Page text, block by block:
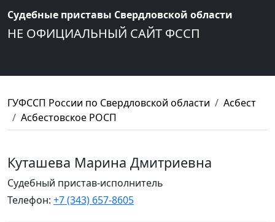
Судебные приставы Свердловской области
НЕ ОФИЦИАЛЬНЫЙ САЙТ ФССП
ГУФССП России по Свердловской области
Асбест
Асбестовское РОСП
Куташева Марина Дмитриевна
Судебный пристав-исполнитель
Телефон: +7 (343) 657-8605